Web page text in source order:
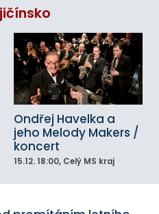
Ondřej Havelka a
jeho Melody Makers /
koncert
15.12. 18:00, Celý MS kraj